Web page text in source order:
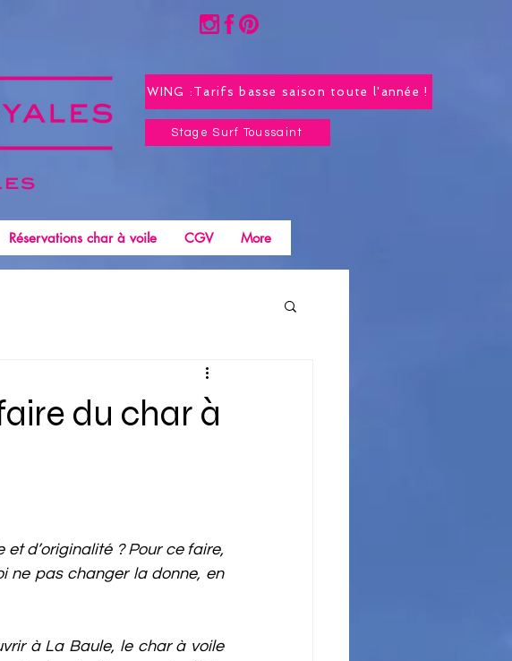
WING :Tarifs basse saison toute l'année !
Stage Surf Toussaint
Réservations char à voile CGV More
du char à
d’originalité ? Pour ce faire,
ne pas changer la donne, en